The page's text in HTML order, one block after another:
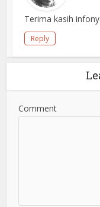
Terima kasih
Reply
Comment